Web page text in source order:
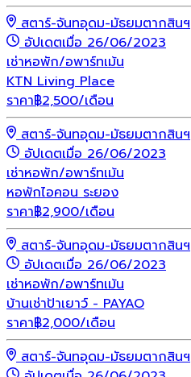
สตาร์-จันทอุดม-มัธยมตากสินฯ
อัปเดตเมื่อ 26/06/2023
เช่าหอพัก/อพาร์ทเม้น
KTN Living Place
ราคา฿2,500/เดือน
สตาร์-จันทอุดม-มัธยมตากสินฯ
อัปเดตเมื่อ 26/06/2023
เช่าหอพัก/อพาร์ทเม้น
หอพักไอคอน ระยอง
ราคา฿2,900/เดือน
สตาร์-จันทอุดม-มัธยมตากสินฯ
อัปเดตเมื่อ 26/06/2023
เช่าหอพัก/อพาร์ทเม้น
บ้านเช่าป้าเยาว์ - PAYAO
ราคา฿2,000/เดือน
สตาร์-จันทอุดม-มัธยมตากสินฯ